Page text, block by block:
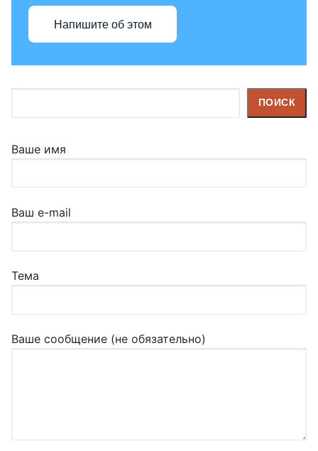
Напишите об этом
ПОИСК
Ваше имя
Ваш e-mail
Тема
Ваше сообщение (не обязательно)